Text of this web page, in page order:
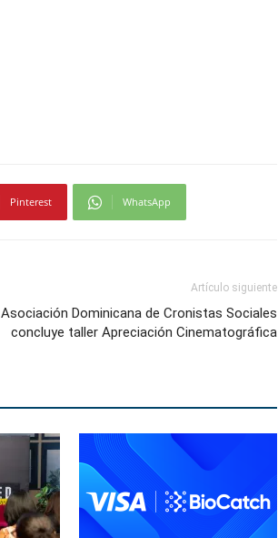
Pinterest WhatsApp
Artículo siguiente
Asociación Dominicana de Cronistas Sociales
concluye taller Apreciación Cinematográfica